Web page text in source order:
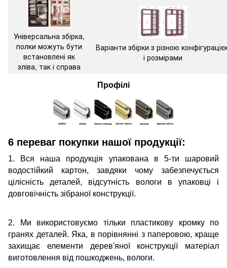
Універсальна збірка,
полки можуть бути
встановлені як
зліва, так і справа
Варіанти збірки з різною
і розмірами
Профілі
6 переваг покупки нашої продукції:
1. Вся наша продукція упакована в 5-ти шаровий
водостійкий картон, завдяки чому забезпечується
цілісність деталей, відсутність вологи в упаковці і
довговічність зібраної конструкції.
2. Ми використовуємо тільки пластикову кромку по
гранях деталей. Яка, в порівнянні з паперовою, краще
захищає елементи дерев'яної конструкції матеріал
виготовлення від пошкоджень, вологи.